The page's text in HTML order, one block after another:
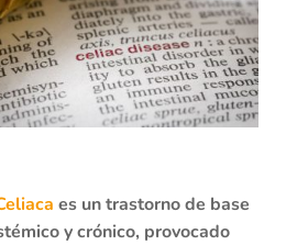
es un trastorno de base
y crónico, provocado